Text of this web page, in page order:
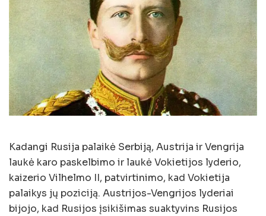
Kadangi Rusija palaikė Serbiją, Austrija ir Vengrija
laukė karo paskelbimo ir laukė Vokietijos lyderio,
kaizerio Vilhelmo II, patvirtinimo, kad Vokietija
palaikys jų poziciją. Austrijos-Vengrijos lyderiai
bijojo, kad Rusijos įsikišimas suaktyvins Rusijos